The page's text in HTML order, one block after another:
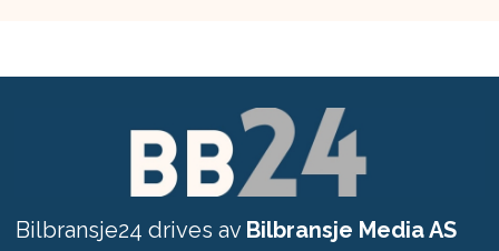
Bilbransje24 drives av Bilbransje Media AS